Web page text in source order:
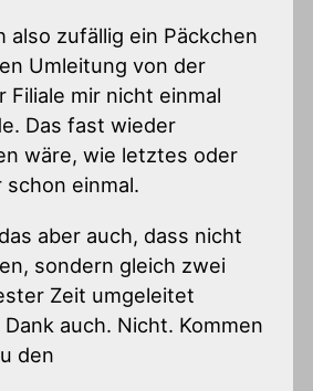
also zufällig ein Päckchen
Umleitung von der
Filiale mir nicht einmal
Das fast wieder
wäre, wie letztes oder
einmal.
aber auch, dass nicht
sondern gleich zwei
Zeit umgeleitet
auch. Nicht. Kommen
den